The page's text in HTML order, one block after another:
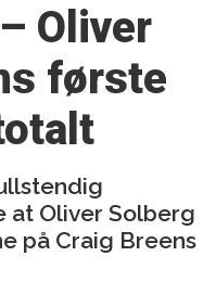
Oliver
første
Oliver Solberg
på Craig Breens